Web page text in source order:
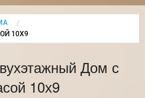
10Х9
Дом с
10х9